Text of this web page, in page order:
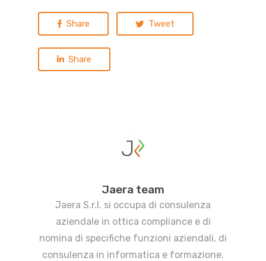
Share Tweet
Share
Jaera team
Jaera S.r.l. si occupa di consulenza
aziendale in ottica compliance e di
nomina di specifiche funzioni aziendali, di
consulenza in informatica e formazione.